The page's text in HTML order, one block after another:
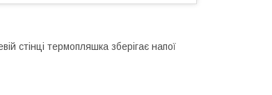
стінці термопляшка зберігає напої